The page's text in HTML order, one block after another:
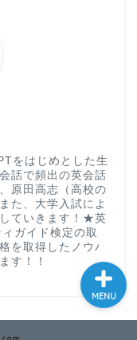
をはじめとした生
話で頻出の英会話
原田高志（高校の
た、大学入試によ
ていきます！★英
ガイド検定の取
を取得したノウハ
す！！
MENU
対策講座
カッコい
文フレー
CONTACT